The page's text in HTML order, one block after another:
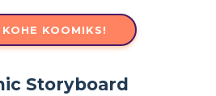
KOOMIKS!